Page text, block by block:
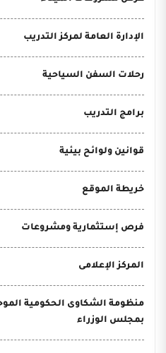
الإدارة العامة لمركز التدريب
رحلات السفن السياحية
برامج التدريب
قوانين ولوائح بيئية
خريطة الموقع
فرص إستثمارية ومشروعات
المركز الإعلامى
منظومة الشكاوى الحكومية
بمجلس الوزراء